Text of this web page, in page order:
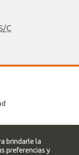
C
brindarle la
preferencias y